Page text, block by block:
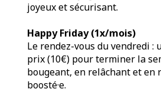
joyeux et sécurisant.
Happy Friday (1x/mois)
Le rendez-vous du vendredi :
prix (10€) pour terminer la
bougeant, en relâchant et en
boosté·e.